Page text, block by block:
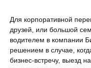
Для корпоративной
друзей, или большой
водителем в компании
решением в случае,
бизнес-встречу, выезд